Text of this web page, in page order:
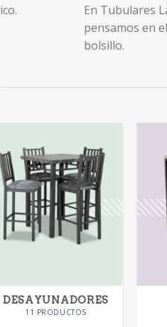
En Tubulares
pensamos en
bolsillo.
DESAYUNADORES
11 PRODUCTOS